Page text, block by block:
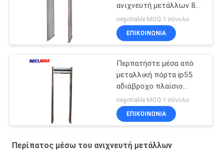
ανιχνευτή μετάλλων 8
ζώνες με κάμερα CCTV
220V / AC
negotiable MOQ:1 σύνολο
ΕΠΙΚΟΙΝΩΝΊΑ
Περπατήστε μέσα από
μεταλλική πόρτα ip55
αδιάβροχο πλαίσιο
ανιχνευτής πύλη
ασφαλείας
negotiable MOQ:1 σύνολο
ΕΠΙΚΟΙΝΩΝΊΑ
Περίπατος μέσω του ανιχνευτή μετάλλων